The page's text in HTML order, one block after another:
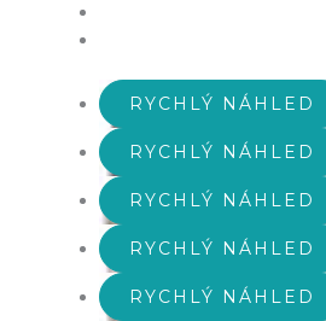
RYCHLÝ NÁHLED
RYCHLÝ NÁHLED
RYCHLÝ NÁHLED
RYCHLÝ NÁHLED
RYCHLÝ NÁHLED